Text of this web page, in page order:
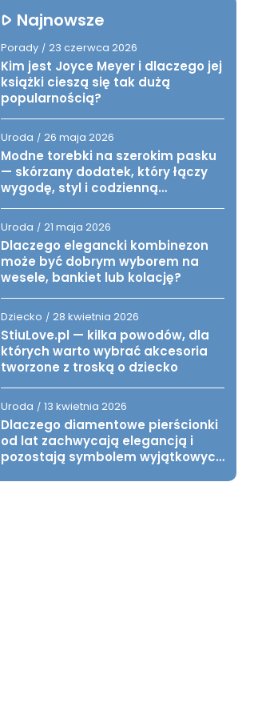
Najnowsze
Porady / 23 czerwca 2026
Kim jest Joyce Meyer i dlaczego jej
książki cieszą się tak dużą
popularnością?
Uroda / 26 maja 2026
Modne torebki na szerokim pasku
— skórzany dodatek, który łączy
wygodę, styl i codzienną
Uroda / 21 maja 2026
Dlaczego elegancki kombinezon
może być dobrym wyborem na
wesele, bankiet lub kolację?
Dziecko / 28 kwietnia 2026
StiuLove.pl — kilka powodów, dla
których warto wybrać akcesoria
tworzone z troską o dziecko
Uroda / 13 kwietnia 2026
Dlaczego diamentowe pierścionki
od lat zachwycają elegancją i
pozostają symbolem wyjątkowych